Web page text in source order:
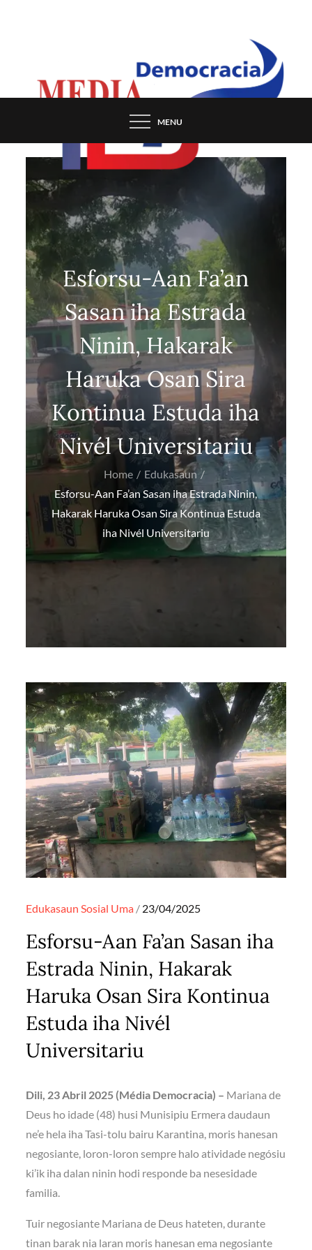
MENU
Esforsu-Aan Fa’an
Sasan iha Estrada
Ninin, Hakarak
Haruka Osan Sira
Kontinua Estuda iha
Nivél Universitariu
Home
Edukasaun
Esforsu-Aan Fa’an Sasan iha Estrada Ninin,
Hakarak Haruka Osan Sira Kontinua Estuda
iha Nivél Universitariu
Edukasaun Sosial Uma Posted
23/04/2025
Esforsu-Aan Fa’an Sasan iha
Estrada Ninin, Hakarak
Haruka Osan Sira Kontinua
Estuda iha Nivél
Universitariu
Dili, 23 Abril 2025 (Média Democracia) – Mariana de
Deus ho idade (48) husi Munisipiu Ermera daudaun
ne’e hela iha Tasi-tolu bairu Karantina, moris hanesan
negosiante, loron-loron sempre halo atividade negósiu
ki’ik iha dalan ninin hodi responde ba nesesidade
familia.
Tuir negosiante Mariana de Deus hateten, durante
tinan barak nia laran moris hanesan ema negosiante